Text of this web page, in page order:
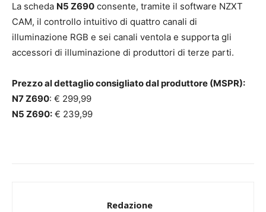
La scheda N5 Z690 consente, tramite il software NZXT
CAM, il controllo intuitivo di quattro canali di
illuminazione RGB e sei canali ventola e supporta gli
accessori di illuminazione di produttori di terze parti.
Prezzo al dettaglio consigliato dal produttore (MSPR):
N7 Z690: € 299,99
N5 Z690: € 239,99
Redazione